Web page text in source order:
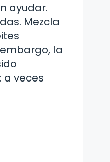
ayudar.
Mezcla
la
a veces